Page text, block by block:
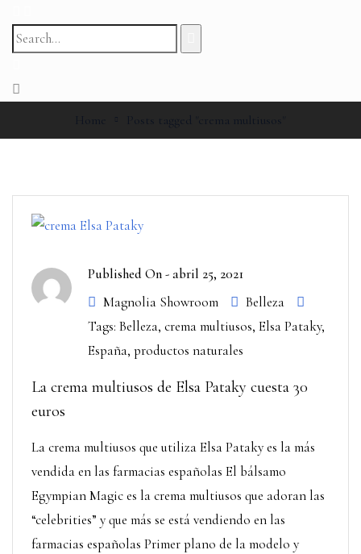
Home Posts tagged "crema multiusos"
Published On -abril 25, 2021
Magnolia Showroom
Belleza
Tags: Belleza, crema multiusos, Elsa Pataky,
España, productos naturales
La crema multiusos de Elsa Pataky cuesta 30
euros
La crema multiusos que utiliza Elsa Pataky es la más
vendida en las farmacias españolas El bálsamo
Egympian Magic es la crema multiusos que adoran las
“celebrities” y que más se está vendiendo en las
farmacias españolas Primer plano de la modelo y